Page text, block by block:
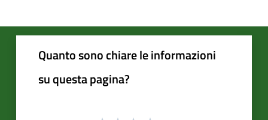
Quanto sono chiare le informazioni
su questa pagina?